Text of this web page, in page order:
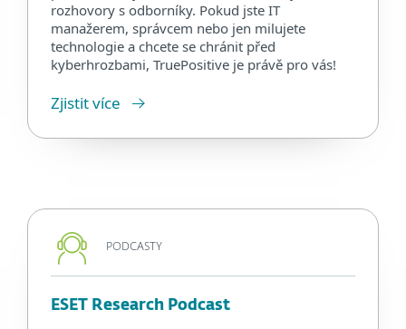
rozhovory s odborníky. Pokud jste IT
manažerem, správcem nebo jen milujete
technologie a chcete se chránit před
kyberhrozbami, TruePositive je právě pro vás!
Zjistit více
PODCASTY
ESET Research Podcast